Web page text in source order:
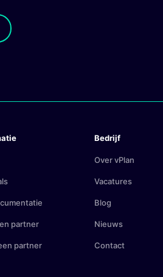
partner
partner
Bedrijf
Over vPlan
Vacatures
Blog
Nieuws
Contact